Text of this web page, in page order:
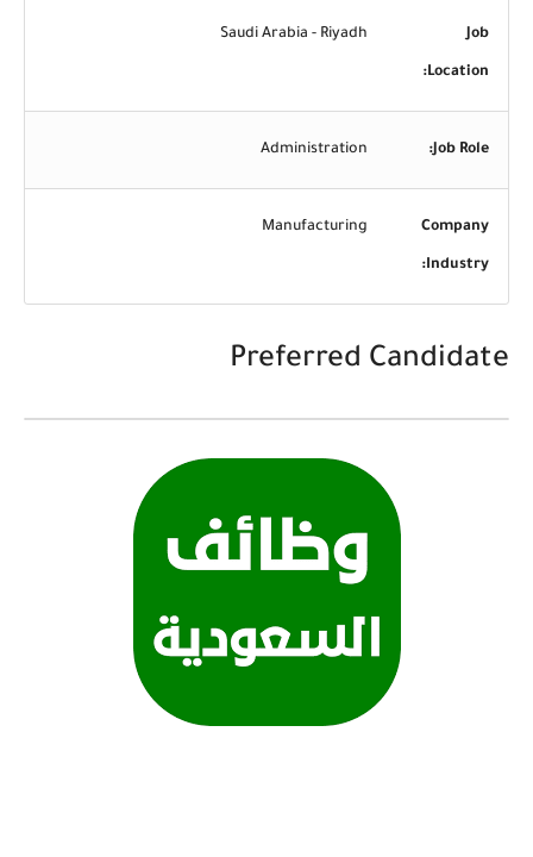
Job
Location:
Saudi Arabia - Riyadh
Job Role:
Administration
Company
Industry:
Manufacturing
Preferred Candidate